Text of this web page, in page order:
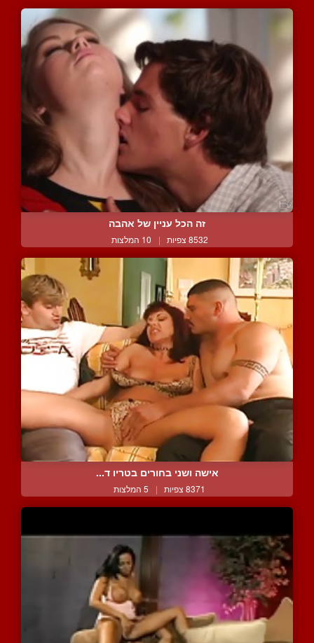
זה הכל עניין של אהבה
8532 צפיות | 10 המלצות
אישה ושני בחורים בטריו ד...
8371 צפיות | 5 המלצות